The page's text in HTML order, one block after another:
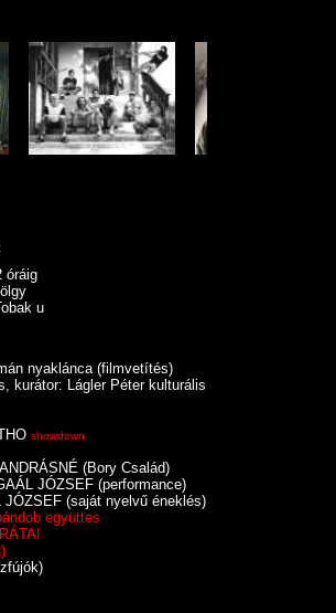
óráig
u
nyaklánca (filmvetítés)
kurátor: Lágler Péter kulturális
showdown
(Bory Család)
JÓZSEF (performance)
(saját nyelvű éneklés)
együttes